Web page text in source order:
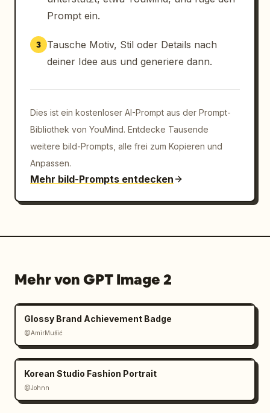
Prompt ein.
3
Tausche Motiv, Stil oder Details nach
deiner Idee aus und generiere dann.
Dies ist ein kostenloser AI-Prompt aus der Prompt-
Bibliothek von YouMind. Entdecke Tausende
weitere bild-Prompts, alle frei zum Kopieren und
Anpassen.
Mehr bild-Prompts entdecken
Mehr von GPT Image 2
Glossy Brand Achievement Badge
@AmirMušić
Korean Studio Fashion Portrait
@Johnn